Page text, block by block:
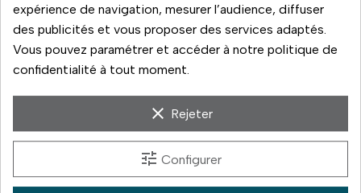
NIKON AFS 50 F1.8 G
NIKON AFS 70-200 F2.8
expérience de navigation, mesurer l’audience, diffuser
des publicités et vous proposer des services adaptés.
Vous pouvez paramétrer et accéder à notre politique de
confidentialité à tout moment.
clear Rejeter
tune Configurer